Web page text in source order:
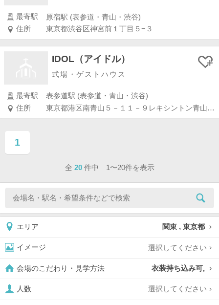
最寄駅
原宿駅 (表参道・青山・渋谷)
住所
東京都渋谷区神宮前１丁目５−３
IDOL（アイドル）
式場・ゲストハウス
最寄駅
表参道駅 (表参道・青山・渋谷)
住所
東京都港区南青山５－１１－９レキシントン青山ビル Ｂ１Ｆ
1
ページ目
全 20 件中 1〜20件を表示
エリア 関東 , 東京都
イメージ 選択してください
会場のこだわり・見学方法 衣装持ち込み可,
人数 選択してください